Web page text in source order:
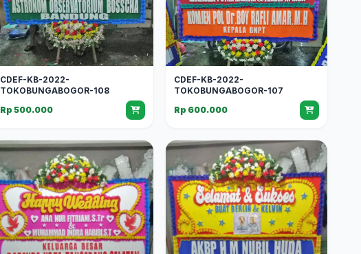
CDEF-KB-2022-
TOKOBUNGABOGOR-108
Rp 500.000
CDEF-KB-2022-
TOKOBUNGABOGOR-107
Rp 600.000